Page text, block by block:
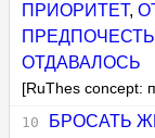
ПРИОРИТЕТ,
ПРЕДПОЧЕСТЬ
ОТДАВАЛОСЬ
[RuThes concept:
БРОСАТЬ